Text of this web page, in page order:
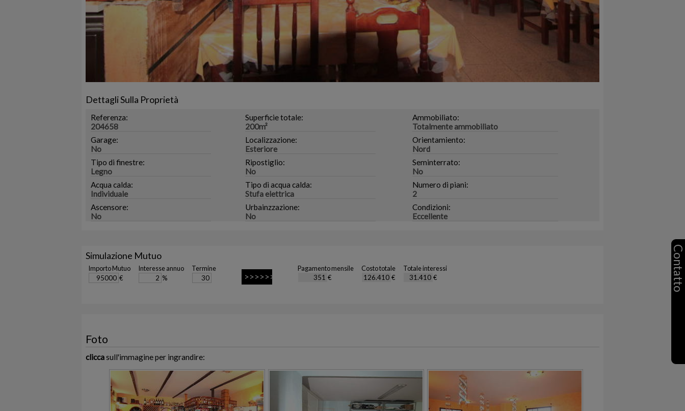
Dettagli Sulla Proprietà
Referenza:
204658
Superficie totale:
200m²
Ammobiliato:
Totalmente ammobiliato
Garage:
No
Localizzazione:
Esteriore
Orientamiento:
Nord
Tipo di finestre:
Legno
Ripostiglio:
No
Seminterrato:
No
Acqua calda:
Individuale
Tipo di acqua calda:
Stufa elettrica
Numero di piani:
2
Ascensore:
No
Urbainzzazione:
No
Condizioni:
Eccellente
Simulazione Mutuo
Importo Mutuo
€
Interesse annuo
%
Termine
Pagamento mensile
€
Costo totale
€
Totale interessi
€
Foto
cliccasull'immagine per ingrandire: